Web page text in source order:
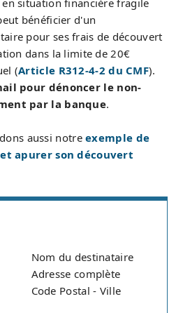
situation financière fragile
bénéficier d'un
pour ses frais de découvert
dans la limite de 20€
(Article R312-4-2 du CMF).
pour dénoncer le non-
par la banque.
aussi notreexemple de
apurer son découvert
Nom du destinataire
Adresse complète
Code Postal - Ville